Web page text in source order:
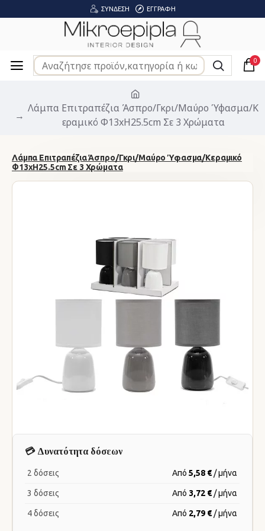
ΣΎΝΔΕΣΗ ΕΓΓΡΑΦΉ
0
Λάμπα Επιτραπέζια Άσπρο/Γκρι/Μαύρο Ύφασμα/Κ
εραμικό Φ13xH25.5cm Σε 3 Χρώματα
Λάμπα Επιτραπέζια Άσπρο/Γκρι/Μαύρο Ύφασμα/Κεραμικό
Φ13xH25.5cm Σε 3 Χρώματα
💳 Δυνατότητα δόσεων
2 δόσεις Από 5,58 € / μήνα
3 δόσεις Από 3,72 € / μήνα
4 δόσεις Από 2,79 € / μήνα